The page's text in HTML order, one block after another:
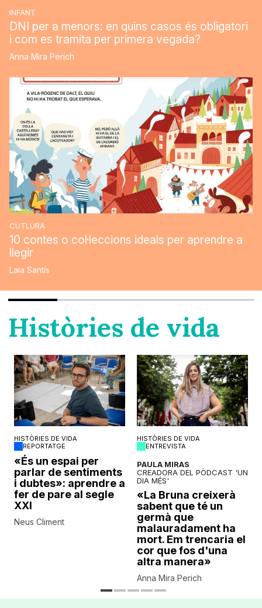
INFANT
DNI per a menors: en quins casos és obligatori
i com es tramita per primera vegada?
Anna Mira Perich
CUTLURA
10 contes o col·leccions ideals per aprendre a
llegir
Laia Santís
Històries de vida
HISTÒRIES DE VIDA
REPORTATGE
«És un espai per
parlar de sentiments
i dubtes»: aprendre a
fer de pare al segle
XXI
Neus Climent
HISTÒRIES DE VIDA
ENTREVISTA
PAULA MIRAS
CREADORA DEL PÒDCAST 'UN
DIA MÉS'
«La Bruna creixerà
sabent que té un
germà que
malauradament ha
mort. Em trencaria el
cor que fos d'una
altra manera»
Anna Mira Perich